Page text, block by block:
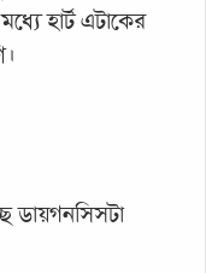
হার্ট এটাকের
ডায়গনসিসটা